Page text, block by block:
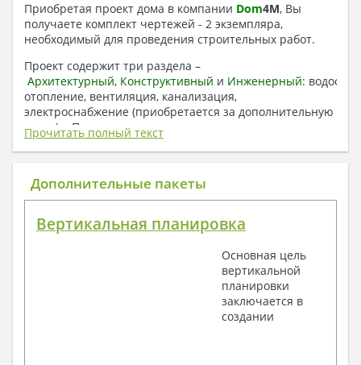
Приобретая проект дома в компании Dom4M, Вы
получаете комплект чертежей - 2 экземпляра,
необходимый для проведения строительных работ.
Проект содержит три раздела –
Архитектурный, Конструктивный и Инженерный:
отопление, вентиляция, канализация,
электроснабжение (приобретается за дополнительную
плату) + Пояснительная записка.
1. Архитектурный раздел:
Общие данные по проекту
Поэтажные маркировочные планы с
Разрезы и состав конструкций
Фасады с ведомостью внешних отделок
Элементы проемов – спецификация
Ведомость перемычек – сечения и
Прочитать полный текст
Дополнительные пакеты
Вертикальная планировка
Основная цель
вертикальной
планировки
заключается в
создании